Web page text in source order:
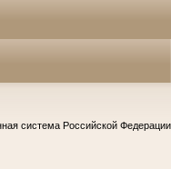
система Российской